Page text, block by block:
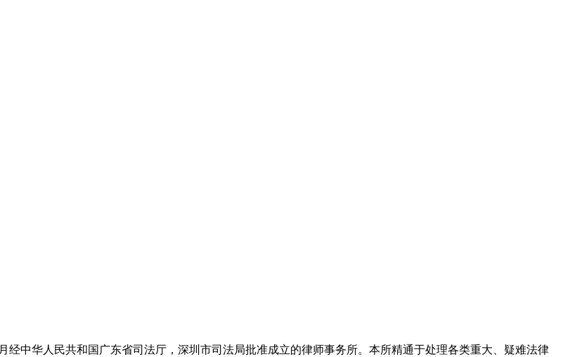
中华人民共和国广东省司法厅，深圳市司法局批准成立的律师事务所。本所精通于处理各类重大、疑难法律